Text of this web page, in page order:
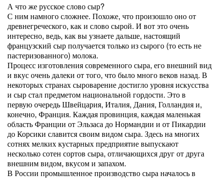
А что же русское слово сыр?
С ним намного сложнее. Похоже, что произошло оно от
древнегреческого, как и слово сырой. И вот это очень
интересно, ведь, как вы узнаете дальше, настоящий
французский сыр получается только из сырого (то есть не
пастеризованного) молока.
Процесс изготовления современного сыра, его внешний вид
и вкус очень далеки от того, что было много веков назад. В
некоторых странах сыроварение достигло уровня искусства
и сыр стал предметом национальной гордости. Это в
первую очередь Швейцария, Италия, Дания, Голландия и,
конечно, Франция. Каждая провинция, каждая маленькая
область Франции от Эльзаса до Нормандии и от Пикардии
до Корсики славится своим видом сыра. Здесь на многих
сотнях мелких кустарных предприятие выпускают
несколько сотен сортов сыра, отличающихся друг от друга
внешним видом, вкусом и запахом.
В России промышленное производство сыра началось в